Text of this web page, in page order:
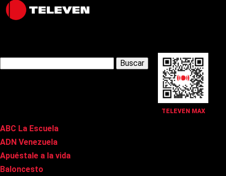
TELEVEN MAX
Latest Posts
ABC La Escuela
ADN Venezuela
Apuéstale a la vida
Baloncesto